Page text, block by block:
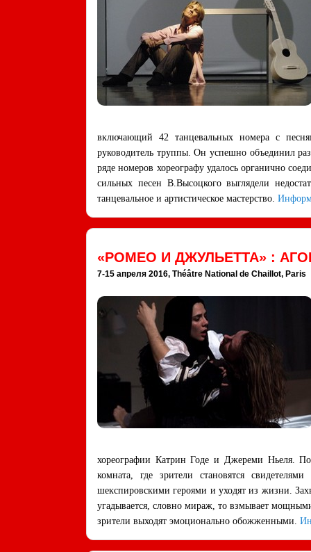
включающий 42 танцевальных номера с
руководитель труппы. Он успешно объединил
ряде номеров хореографу удалось органично
сильных песен В.Высоцкого выглядели
танцевальное и артистическое мастерство.
«РОМЕО И ДЖУЛЬЕТТА» :
7-15 апреля 2016, Théâtre National de Chaillot, Paris
хореографии Катрин Годе и Джереми Ньеля.
комната, где зрители становятся
шекспировскими героями и уходят из жизни.
угадывается, словно мираж, то взмывает
зрители выходят эмоционально обожженными.